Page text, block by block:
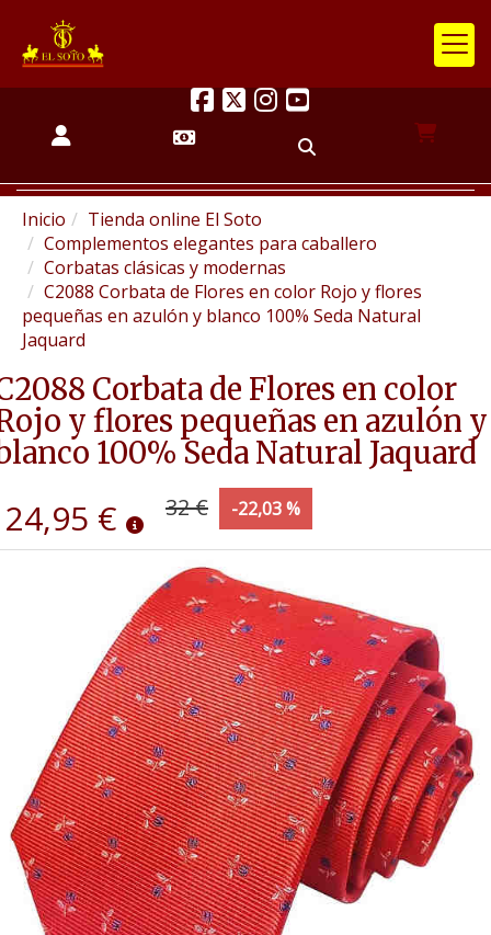
Inicio
Tienda online El Soto
Complementos elegantes para caballero
Corbatas clásicas y modernas
C2088 Corbata de Flores en color Rojo y flores
pequeñas en azulón y blanco 100% Seda Natural
Jaquard
Corbata de Flores en color
y flores pequeñas en azulón y
100% Seda Natural Jaquard
24,95 € 32 € -22,03 %